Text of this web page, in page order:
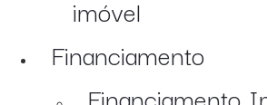
imóvel
Financiamento